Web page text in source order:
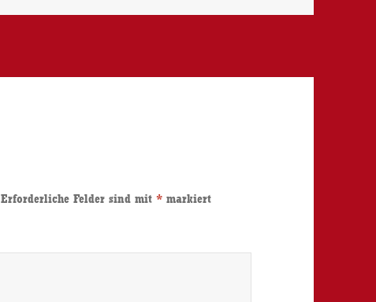
Erforderliche Felder sind mit* markiert